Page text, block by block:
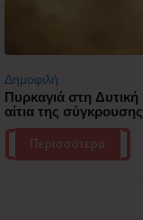
Δημοφιλή
Πυρκαγιά στη
αίτια της
Περισσότερα